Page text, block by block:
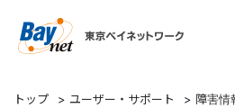
トップ > ユーザー・サポート > 障害情